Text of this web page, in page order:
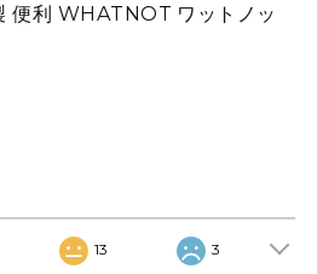
便利 WHATNOT ワットノッ
13 3